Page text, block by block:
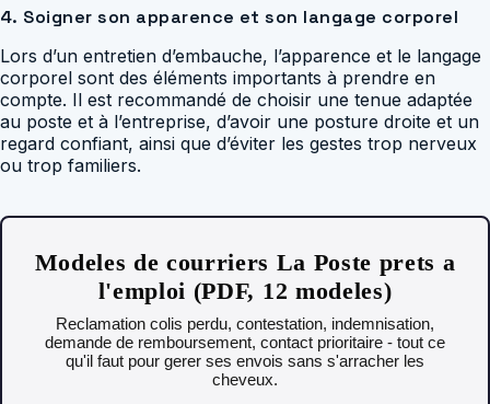
4. Soigner son apparence et son langage corporel
Lors d’un entretien d’embauche, l’apparence et le langage
corporel sont des éléments importants à prendre en
compte. Il est recommandé de choisir une tenue adaptée
au poste et à l’entreprise, d’avoir une posture droite et un
regard confiant, ainsi que d’éviter les gestes trop nerveux
ou trop familiers.
Modeles de courriers La Poste prets a
l'emploi (PDF, 12 modeles)
Reclamation colis perdu, contestation, indemnisation,
demande de remboursement, contact prioritaire - tout ce
qu'il faut pour gerer ses envois sans s'arracher les
cheveux.